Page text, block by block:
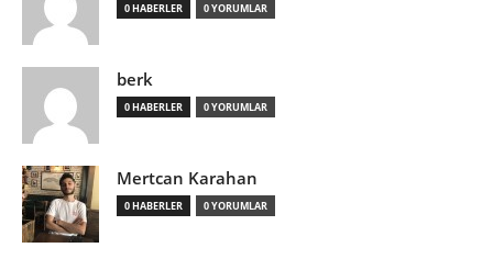
0 HABERLER 0 YORUMLAR
berk
0 HABERLER 0 YORUMLAR
Mertcan Karahan
0 HABERLER 0 YORUMLAR